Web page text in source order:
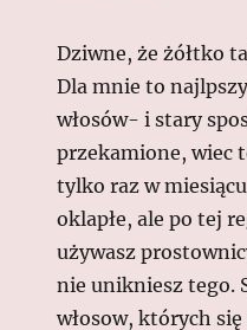
Dziwne, że żółtko
Dla mnie to
włosów- i stary
przekamione, wiec
tylko raz w
oklapłe, ale po tej
używasz
nie unikniesz tego.
włosow, których